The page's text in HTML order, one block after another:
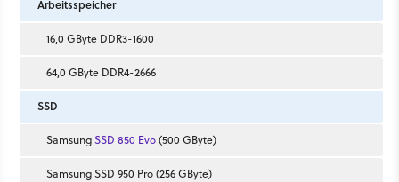
Arbeitsspeicher
16,0 GByte DDR3-1600
64,0 GByte DDR4-2666
SSD
SamsungSSD 850 Evo(500 GByte)
Samsung SSD 950 Pro (256 GByte)